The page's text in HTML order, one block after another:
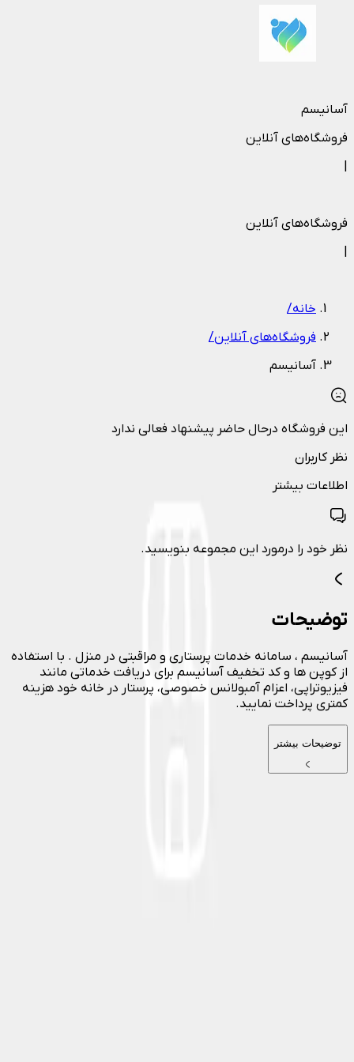
آسانیسم
فروشگاه‌های آنلاین
فروشگاه‌های آنلاین
خانه/
فروشگاه‌های آنلاین/
آسانیسم
این فروشگاه درحال حاضر پیشنهاد فعالی ندارد
نظر کاربران
اطلاعات بیشتر
نظر خود را درمورد این مجموعه بنویسید.
توضیحات
آسانیسم ، سامانه خدمات پرستاری و مراقبتی در منزل . با استفاده
از کوپن ها و کد تخفیف آسانیسم برای دریافت خدماتی مانند
فیزیوتراپی، اعزام آمبولانس خصوصی، پرستار در خانه خود هزینه
کمتری پرداخت نمایید.
توضیحات بیشتر